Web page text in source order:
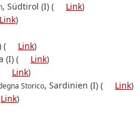
, Südtirol (I) ( Link)
Link)
( Link)
(I) ( Link)
Link)
Storico, Sardinien (I) ( Link)
Link)